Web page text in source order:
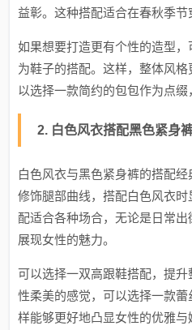
益彰。这种搭配适合在春秋季节
如果想要打造更有个性的造型
为鞋子的搭配。这样，整体风
以选择一款简约的包包作为点缀
2. 白色风衣搭配黑色紧身
白色风衣与黑色紧身裤的搭配
修饰腿部曲线，搭配白色风衣
配适合各种场合，无论是日常
展现女性的魅力。
可以选择一双高跟鞋搭配，提
性柔美的感觉，可以选择一款
样能够更好地凸显女性的优雅与